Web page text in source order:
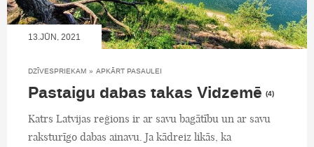
13.JŪN, 2021
DZĪVESPRIEKAM » APKĀRT PASAULEI
Pastaigu dabas takas Vidzemē (4)
Katrs Latvijas reģions ir ar savu bagātību un ar savu
raksturīgo dabas ainavu. Ja kādreiz likās, ka